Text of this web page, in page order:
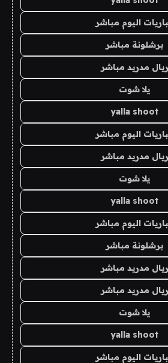
اليوم مباشر
برشلونة مباشر
ريال مدريد مباشر
يلا شوت
yalla shoot
اليوم مباشر
ريال مدريد مباشر
يلا شوت
yalla shoot
اليوم مباشر
برشلونة مباشر
ريال مدريد مباشر
ريال مدريد مباشر
يلا شوت
yalla shoot
اليوم مباشر